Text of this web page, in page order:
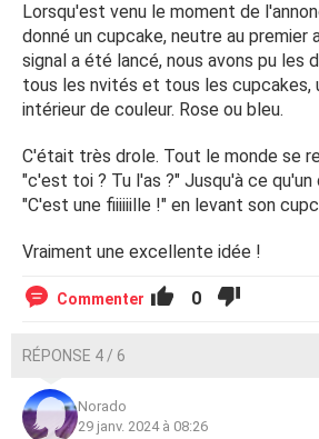
Lorsqu'est venu le moment de
donné un cupcake, neutre au premier
signal a été lancé, nous avons pu les
tous les nvités et tous les cupcakes,
intérieur de couleur. Rose ou bleu.
C'était très drole. Tout le monde se
"c'est toi ? Tu l'as ?" Jusqu'à ce qu'un
"C'est une fiiiiiille !" en levant son
Vraiment une excellente idée !
Commenter 0
RÉPONSE 4 / 6
Norado
29 janv. 2024 à 08:26